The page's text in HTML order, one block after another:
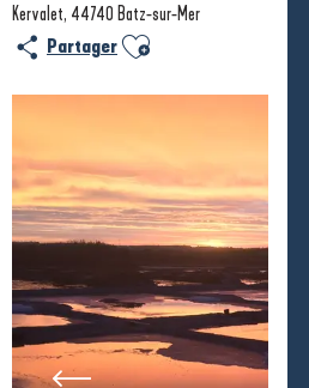
Kervalet, 44740 Batz-sur-Mer
Partager Ajouter aux favoris